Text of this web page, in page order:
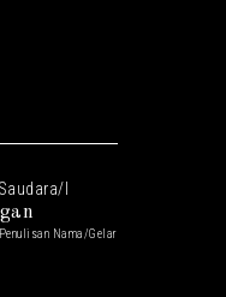
I
Nama/gelar